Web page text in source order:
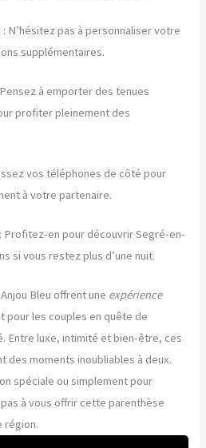
: N’hésitez pas à personnaliser votre
supplémentaires.
à emporter des tenues
profiter pleinement des
vos téléphones de côté pour
à votre partenaire.
: Profitez-en pour découvrir Segré-en-
si vous restez plus d’une nuit.
Bleu offrent une expérience
pour les couples en quête de
Entre luxe, intimité et bien-être, ces
des moments inoubliables à deux.
spéciale ou simplement pour
à vous offrir cette parenthèse
région.